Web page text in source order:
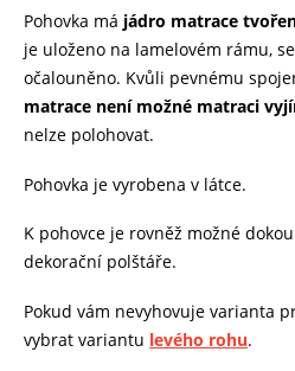
Pohovka má jádro matrace
je uloženo na lamelovém rámu,
očalouněno. Kvůli pevnému
matrace není možné matraci
nelze polohovat.
Pohovka je vyrobena v látce.
K pohovce je rovněž možné
dekorační polštáře.
Pokud vám nevyhovuje varianta
vybrat variantu levého rohu.